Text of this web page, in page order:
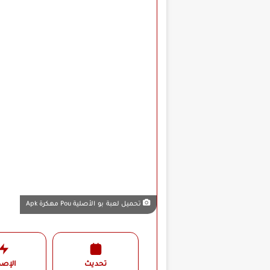
تحميل لعبة بو الأصلية Pou مهكرة Apk
تحديث